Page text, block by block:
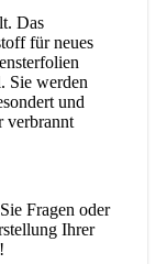
Das
für neues
Sie werden
und
verbrannt
Fragen oder
Ihrer